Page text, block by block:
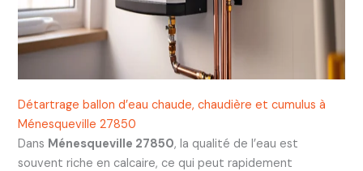
Détartrage ballon d’eau chaude, chaudière et cumulus à
Ménesqueville 27850
Dans Ménesqueville 27850, la qualité de l’eau est
souvent riche en calcaire, ce qui peut rapidement